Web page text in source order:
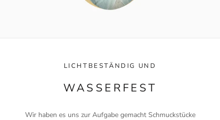
LICHTBESTÄNDIG UND
WASSERFEST
Wir haben es uns zur Aufgabe gemacht Schmuckstücke